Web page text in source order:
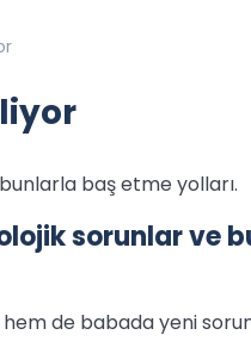
baş etme yolları.
sorunlar ve
de babada yeni